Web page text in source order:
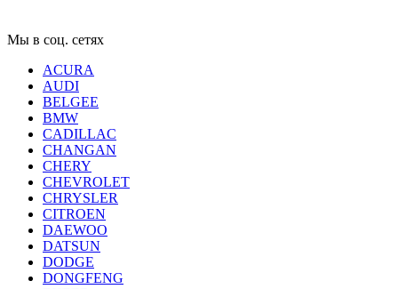
Мы в соц. сетях
ACURA
AUDI
BELGEE
BMW
CADILLAC
CHANGAN
CHERY
CHEVROLET
CHRYSLER
CITROEN
DAEWOO
DATSUN
DODGE
DONGFENG